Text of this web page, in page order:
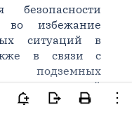
избежание
ситуаций в
в связи с
подземных
сетей
групповых